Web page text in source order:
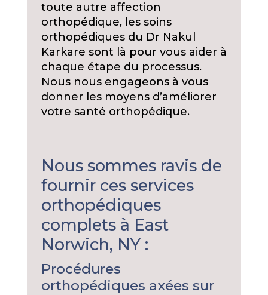
toute autre affection
orthopédique, les soins
orthopédiques du Dr Nakul
Karkare sont là pour vous aider à
chaque étape du processus.
Nous nous engageons à vous
donner les moyens d’améliorer
votre santé orthopédique.
Nous sommes ravis de
fournir ces services
orthopédiques
complets à East
Norwich, NY :
Procédures
orthopédiques axées sur